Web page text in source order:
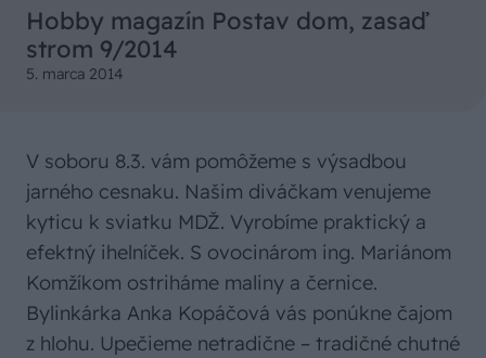
Hobby magazín Postav dom, zasaď
strom 9/2014
5. marca 2014
V soboru 8.3. vám pomôžeme s výsadbou
jarného cesnaku. Našim diváčkam venujeme
kyticu k sviatku MDŽ. Vyrobíme praktický a
efektný ihelníček. S ovocinárom ing. Mariánom
Komžíkom ostriháme maliny a černice.
Bylinkárka Anka Kopáčová vás ponúkne čajom
z hlohu. Upečieme netradične – tradičné chutné